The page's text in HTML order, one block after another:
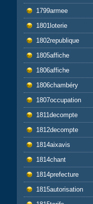
1799armee
1801loterie
1802republique
1805affiche
1806affiche
1806chambéry
1807occupation
1811decompte
1812decompte
1814aixavis
1814chant
1814prefecture
1815autorisation